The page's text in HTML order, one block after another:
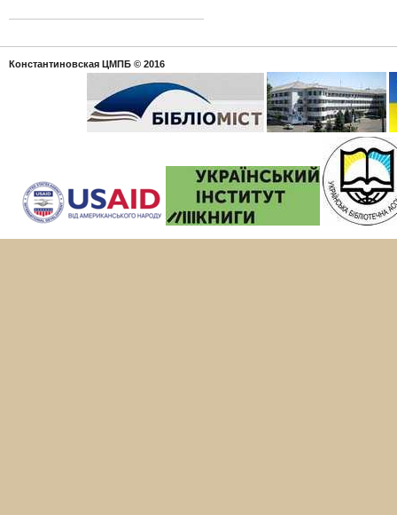
Константиновская ЦМПБ © 2016